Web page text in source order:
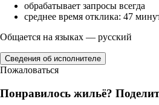
обрабатывает запросы всегда
среднее время отклика: 47
Общается на языках — русский
Сведения об исполнителе
Пожаловаться
Понравилось жильё?